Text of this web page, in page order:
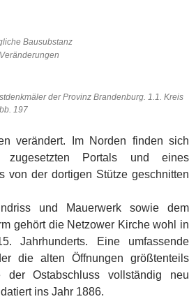
Bausubstanz
der Provinz Brandenburg. 1.1. Kreis
197
verändert. Im Norden finden sich
Portals und eines
von der dortigen Stütze geschnitten
und Mauerwerk sowie dem
gehört die Netzower Kirche wohl in
Jahrhunderts. Eine umfassende
die alten Öffnungen größtenteils
der Ostabschluss vollständig neu
ins Jahr 1886.